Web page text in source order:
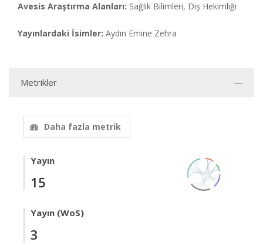
Avesis Araştırma Alanları: Sağlık Bilimleri, Diş Hekimliği
Yayınlardaki İsimler: Aydın Emine Zehra
Metrikler
Daha fazla metrik
Yayın
15
Yayın (WoS)
3